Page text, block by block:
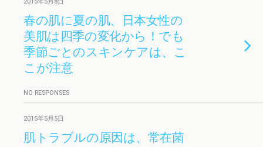
春の肌に夏の肌、日本女性の
美肌は四季の変化から！でも
季節ごとのスキンケアは、こ
こが注意
NO RESPONSES
2015年5月5日
肌トラブルの原因は、常在菌